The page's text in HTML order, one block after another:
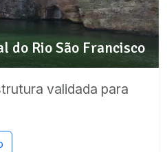
do Rio São Francisco
validada para